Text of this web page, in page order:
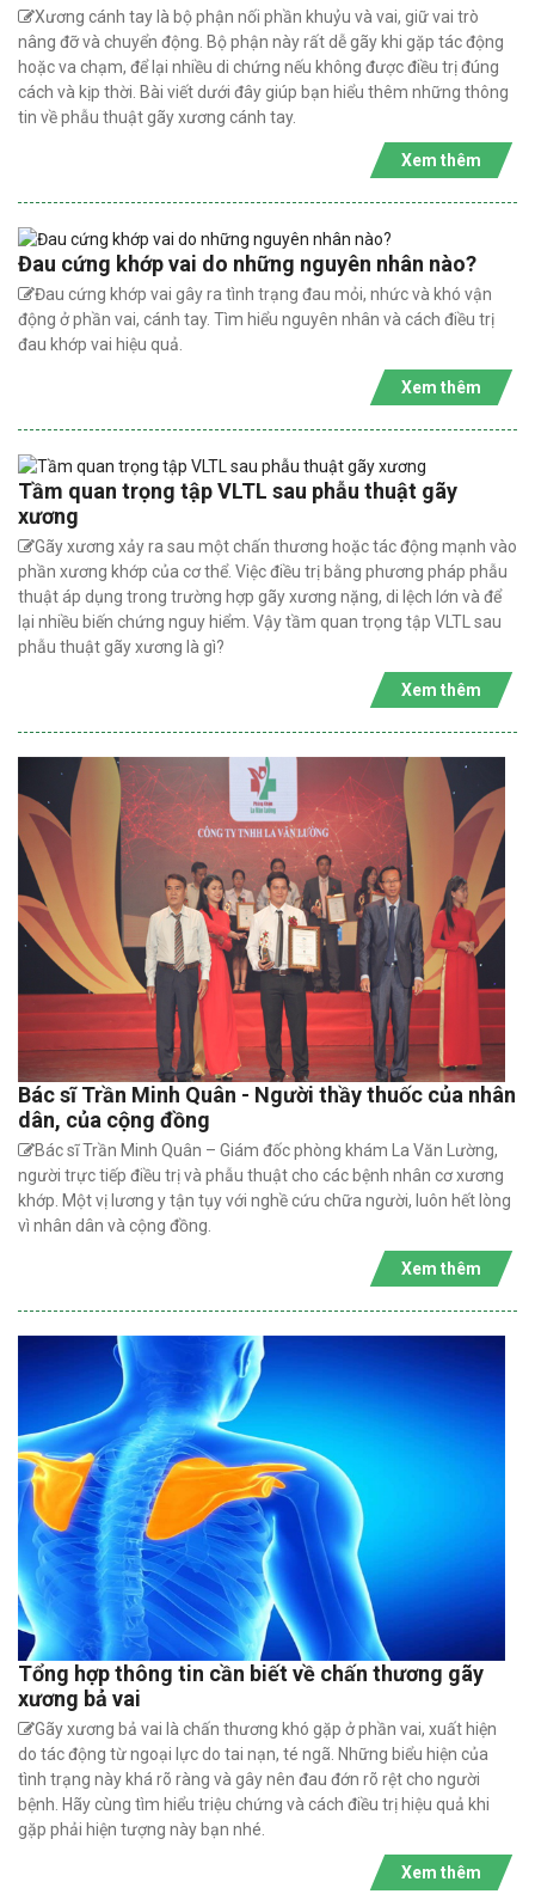
Xương cánh tay là bộ phận nối phần khuỷu và vai, giữ vai trò
nâng đỡ và chuyển động. Bộ phận này rất dễ gãy khi gặp tác động
hoặc va chạm, để lại nhiều di chứng nếu không được điều trị đúng
cách và kịp thời. Bài viết dưới đây giúp bạn hiểu thêm những thông
tin về phẫu thuật gãy xương cánh tay.
Xem thêm
Đau cứng khớp vai do những nguyên nhân nào?
Đau cứng khớp vai gây ra tình trạng đau mỏi, nhức và khó vận
động ở phần vai, cánh tay. Tìm hiểu nguyên nhân và cách điều trị
đau khớp vai hiệu quả.
Xem thêm
Tầm quan trọng tập VLTL sau phẫu thuật gãy
xương
Gãy xương xảy ra sau một chấn thương hoặc tác động mạnh vào
phần xương khớp của cơ thể. Việc điều trị bằng phương pháp phẫu
thuật áp dụng trong trường hợp gãy xương nặng, di lệch lớn và để
lại nhiều biến chứng nguy hiểm. Vậy tầm quan trọng tập VLTL sau
phẫu thuật gãy xương là gì?
Xem thêm
Bác sĩ Trần Minh Quân - Người thầy thuốc của nhân
dân, của cộng đồng
Bác sĩ Trần Minh Quân – Giám đốc phòng khám La Văn Lường,
người trực tiếp điều trị và phẫu thuật cho các bệnh nhân cơ xương
khớp. Một vị lương y tận tụy với nghề cứu chữa người, luôn hết lòng
vì nhân dân và cộng đồng.
Xem thêm
Tổng hợp thông tin cần biết về chấn thương gãy
xương bả vai
Gãy xương bả vai là chấn thương khó gặp ở phần vai, xuất hiện
do tác động từ ngoại lực do tai nạn, té ngã. Những biểu hiện của
tình trạng này khá rõ ràng và gây nên đau đớn rõ rệt cho người
bệnh. Hãy cùng tìm hiểu triệu chứng và cách điều trị hiệu quả khi
gặp phải hiện tượng này bạn nhé.
Xem thêm